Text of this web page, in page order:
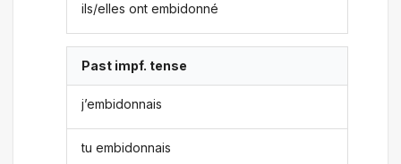
ils/elles ont embidonné
Past impf. tense
j’embidonnais
tu embidonnais